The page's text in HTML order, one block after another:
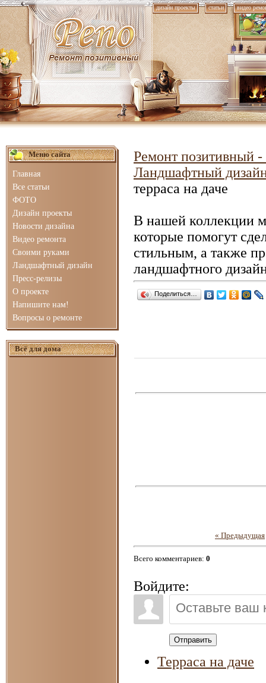
дизайн проекты статьи видео
Меню сайта
Главная
Все статьи
ФОТО
Дизайн проекты
Новости дизайна
Видео ремонта
Своими руками
Ландшафтный дизайн
Пресс-релизы
О проекте
Напишите нам!
Вопросы о ремонте
Всё для дома
Ремонт позитивный -
Ландшафтный
терраса на даче
В нашей коллекции
которые помогут
стильным, а также
ландшафтного
Поделиться…
« Предыдущая
Всего комментариев: 0
Войдите:
Отправить
Терраса на даче